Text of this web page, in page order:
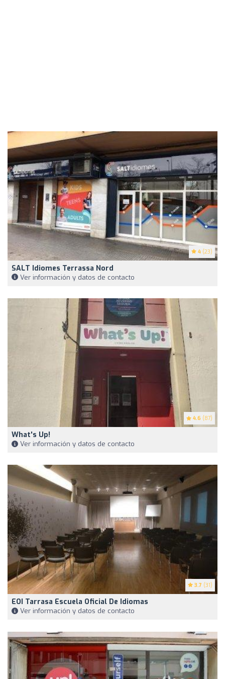
4 (23)
SALT Idiomes Terrassa Nord
Ver información y datos de contacto
4.6 (87)
What's Up!
Ver información y datos de contacto
3.7 (31)
EOI Tarrasa Escuela Oficial De Idiomas
Ver información y datos de contacto